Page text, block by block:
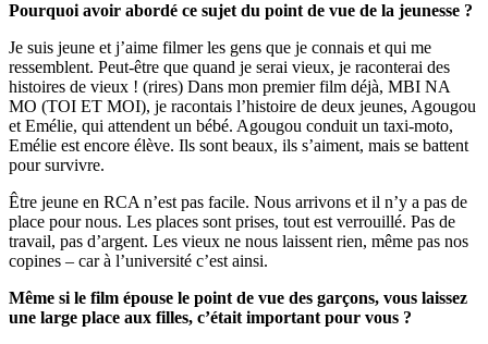
Pourquoi avoir abordé ce sujet du point de vue de la jeunesse ?
Je suis jeune et j’aime filmer les gens que je connais et qui me
ressemblent. Peut-être que quand je serai vieux, je raconterai des
histoires de vieux ! (rires) Dans mon premier film déjà, MBI NA
MO (TOI ET MOI), je racontais l’histoire de deux jeunes, Agougou
et Emélie, qui attendent un bébé. Agougou conduit un taxi-moto,
Emélie est encore élève. Ils sont beaux, ils s’aiment, mais se battent
pour survivre.
Être jeune en RCA n’est pas facile. Nous arrivons et il n’y a pas de
place pour nous. Les places sont prises, tout est verrouillé. Pas de
travail, pas d’argent. Les vieux ne nous laissent rien, même pas nos
copines – car à l’université c’est ainsi.
Même si le film épouse le point de vue des garçons, vous laissez
une large place aux filles, c’était important pour vous ?